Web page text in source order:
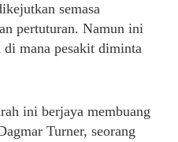
semasa
pertuturan. Namun ini
mana pesakit diminta
ini berjaya membuang
Turner, seorang